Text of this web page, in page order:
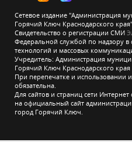
Сетевое издание "Администрация
Горячий Ключ Краснодарского края"
Свидетельство о регистрации СМИ
Федеральной службой по надзору
технологий и массовых
Учредитель: Администрация
Горячий Ключ Краснодарского края
При перепечатке и использовании
обязательна.
Для сайтов и страниц сети
на официальный сайт
город Горячий Ключ.